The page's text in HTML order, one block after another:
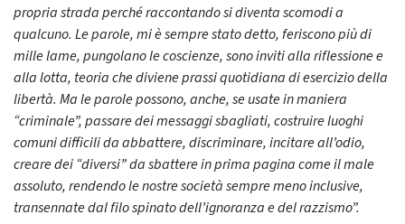
propria strada perché raccontando si diventa scomodi a
qualcuno. Le parole, mi è sempre stato detto, feriscono più di
mille lame, pungolano le coscienze, sono inviti alla riflessione e
alla lotta, teoria che diviene prassi quotidiana di esercizio della
libertà. Ma le parole possono, anche, se usate in maniera
“criminale”, passare dei messaggi sbagliati, costruire luoghi
comuni difficili da abbattere, discriminare, incitare all’odio,
creare dei “diversi” da sbattere in prima pagina come il male
assoluto, rendendo le nostre società sempre meno inclusive,
transennate dal filo spinato dell’ignoranza e del razzismo”.